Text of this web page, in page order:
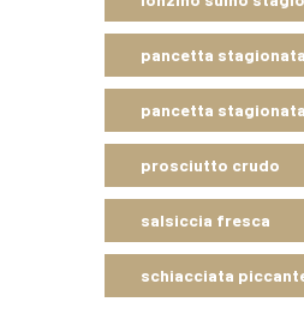
pancetta
pancetta
prosciutto crudo
salsiccia fresca
schiacciata